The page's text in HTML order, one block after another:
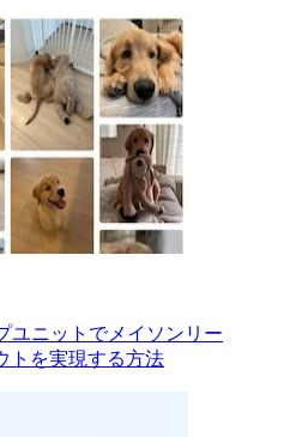
ユニットでメイソンリー
トを実現する方法